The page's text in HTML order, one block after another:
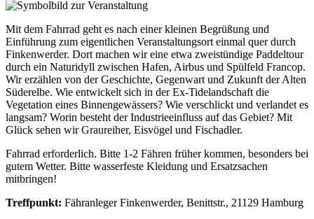
Mit dem Fahrrad geht es nach einer kleinen Begrüßung und
Einführung zum eigentlichen Veranstaltungsort einmal quer durch
Finkenwerder. Dort machen wir eine etwa zweistündige Paddeltour
durch ein Naturidyll zwischen Hafen, Airbus und Spülfeld Francop.
Wir erzählen von der Geschichte, Gegenwart und Zukunft der Alten
Süderelbe. Wie entwickelt sich in der Ex-Tidelandschaft die
Vegetation eines Binnengewässers? Wie verschlickt und verlandet es
langsam? Worin besteht der Industrieeinfluss auf das Gebiet? Mit
Glück sehen wir Graureiher, Eisvögel und Fischadler.
Fahrrad erforderlich. Bitte 1-2 Fähren früher kommen, besonders bei
gutem Wetter. Bitte wasserfeste Kleidung und Ersatzsachen
mitbringen!
Treffpunkt: Fähranleger Finkenwerder, Benittstr., 21129 Hamburg